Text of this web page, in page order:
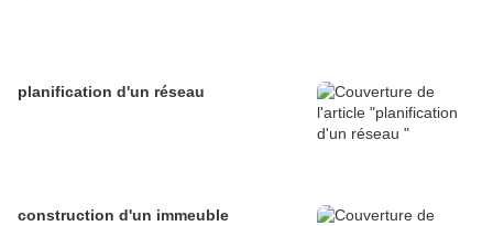
planification d'un réseau
construction d'un immeuble